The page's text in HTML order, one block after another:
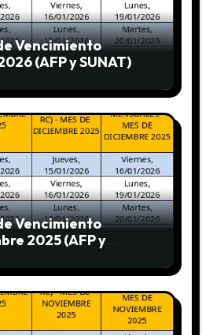
Vencimiento
(AFP y SUNAT)
Vencimiento
2025 (AFP y